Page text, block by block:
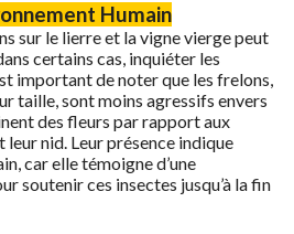
Humain
sur le lierre et la vigne vierge peut
certains cas, inquiéter les
important de noter que les frelons,
taille, sont moins agressifs envers
des fleurs par rapport aux
nid. Leur présence indique
car elle témoigne d’une
soutenir ces insectes jusqu’à la fin